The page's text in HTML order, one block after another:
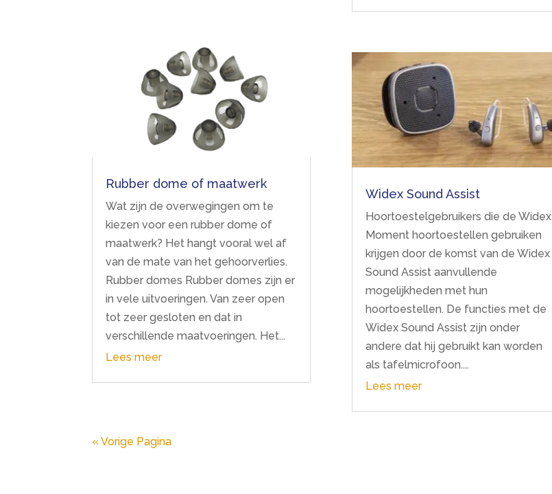
Rubber dome of maatwerk
Wat zijn de overwegingen om te
kiezen voor een rubber dome of
maatwerk? Het hangt vooral wel af
van de mate van het gehoorverlies.
Rubber domes Rubber domes zijn er
in vele uitvoeringen. Van zeer open
tot zeer gesloten en dat in
verschillende maatvoeringen. Het...
Lees meer
Widex Sound Assist
Hoortoestelgebruikers die de Widex
Moment hoortoestellen gebruiken
krijgen door de komst van de Widex
Sound Assist aanvullende
mogelijkheden met hun
hoortoestellen. De functies met de
Widex Sound Assist zijn onder
andere dat hij gebruikt kan worden
als tafelmicrofoon....
Lees meer
« Vorige Pagina